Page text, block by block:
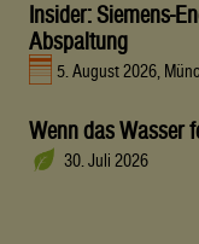
Insider: Siemens-
Abspaltung
5. August 2026,
Wenn das Wasser
30. Juli 2026